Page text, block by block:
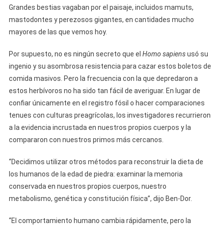
Grandes bestias vagaban por el paisaje, incluidos mamuts,
mastodontes y perezosos gigantes, en cantidades mucho
mayores de las que vemos hoy.
Por supuesto, no es ningún secreto que el Homo sapiensusó su
ingenio y su asombrosa resistencia para cazar estos boletos de
comida masivos. Pero la frecuencia con la que depredaron a
estos herbívoros no ha sido tan fácil de averiguar. En lugar de
confiar únicamente en el registro fósil o hacer comparaciones
tenues con culturas preagrícolas, los investigadores recurrieron
a la evidencia incrustada en nuestros propios cuerpos y la
compararon con nuestros primos más cercanos.
“Decidimos utilizar otros métodos para reconstruir la dieta de
los humanos de la edad de piedra: examinar la memoria
conservada en nuestros propios cuerpos, nuestro
metabolismo, genética y constitución física”, dijo Ben-Dor.
“El comportamiento humano cambia rápidamente, pero la